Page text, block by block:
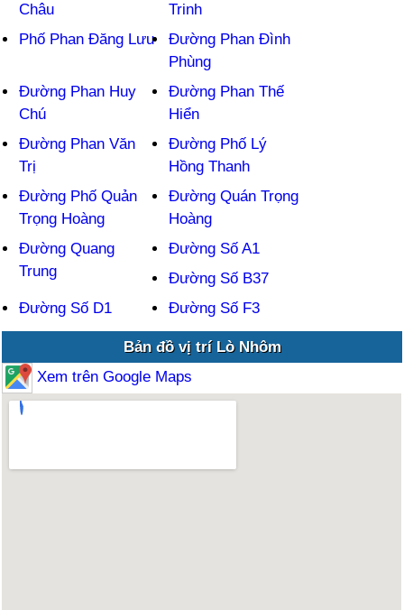
Châu
Trinh
Phố Phan Đăng Lưu
Đường Phan Đình
Phùng
Đường Phan Huy
Chú
Đường Phan Thế
Hiển
Đường Phan Văn
Trị
Đường Phố Lý
Hồng Thanh
Đường Phố Quản
Trọng Hoàng
Đường Quán Trọng
Hoàng
Đường Quang
Trung
Đường Số A1
Đường Số B37
Đường Số D1
Đường Số F3
Bản đồ vị trí Lò Nhôm
Xem trên Google Maps